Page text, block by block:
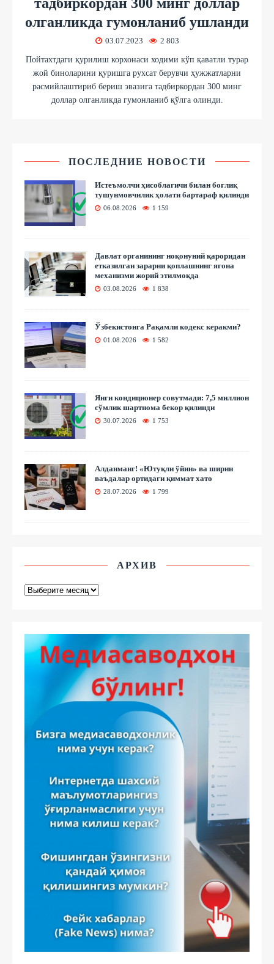
олганликда гумонланиб ушланди
03.07.2023 2 803
Пойтахтдаги қурилиш корхонаси ходими кўп қаватли турар
жой биноларини қуришга рухсат берувчи ҳужжатларни
расмийлаштириб бериш эвазига тадбиркордан 300 минг
доллар олганликда гумонланиб қўлга олинди.
ПОСЛЕДНИЕ НОВОСТИ
Истеъмолчи ҳисоблагичи билан боғлиқ
тушунмовчилик ҳолати бартараф қилинди
06.08.2026 1 159
Давлат органининг ноқонуний қароридан
етказилган зарарни қоплашнинг ягона
механизми жорий этилмоқда
03.08.2026 1 838
Ўзбекистонга Рақамли кодекс керакми?
01.08.2026 1 582
Янги кондиционер совутмади: 7,5 миллион
сўмлик шартнома бекор қилинди
30.07.2026 1 753
Алданманг! «Ютуқли ўйин» ва ширин
ваъдалар ортидаги қиммат хато
28.07.2026 1 799
АРХИВ